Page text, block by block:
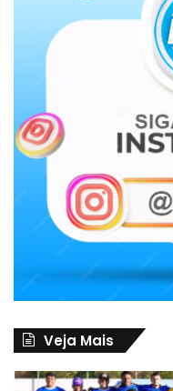
Veja Mais